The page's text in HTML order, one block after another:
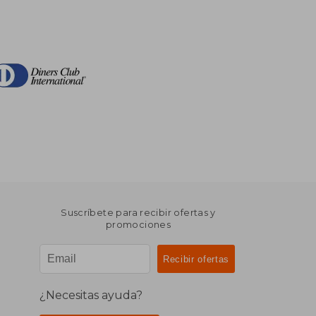
Suscríbete para recibir ofertas y
promociones
¿Necesitas ayuda?